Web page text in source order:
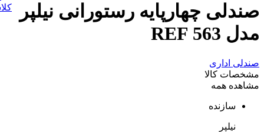
صندلی چهارپایه رستورانی نیلپر
مدل REF 563
صندلی اداری
مشخصات کالا
مشاهده همه
سازنده
نیلپر